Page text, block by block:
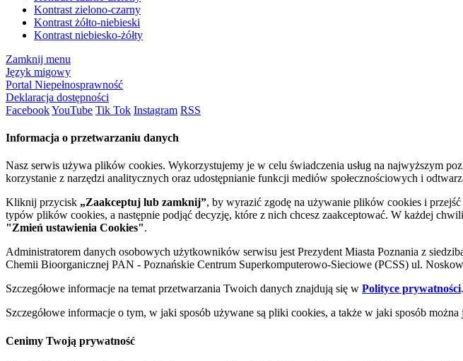
Kontrast zielono-czarny
Kontrast żółto-niebieski
Kontrast niebiesko-żółty
Zamknij menu
Język migowy
Portal Niepełnosprawność
Deklaracja dostępności
FacebookYouTube Tik Tok Instagram RSS
Informacja o przetwarzaniu danych
Nasz serwis używa plików cookies. Wykorzystujemy je w celu świadczenia usług na najwyższym
korzystanie z narzędzi analitycznych oraz udostępnianie funkcji mediów społecznościowych i
Kliknij przycisk „Zaakceptuj lub zamknij”, by wyrazić zgodę na używanie plików cookies i
typów plików cookies, a następnie podjąć decyzję, które z nich chcesz zaakceptować. W każdej
"Zmień ustawienia Cookies".
Administratorem danych osobowych użytkowników serwisu jest Prezydent Miasta Poznania z
Chemii Bioorganicznej PAN - Poznańskie Centrum Superkomputerowo-Sieciowe (PCSS) ul.
Szczegółowe informacje na temat przetwarzania Twoich danych znajdują się w Polityce prywatności.
Szczegółowe informacje o tym, w jaki sposób używane są pliki cookies, a także w jaki sposób
Cenimy Twoją prywatność